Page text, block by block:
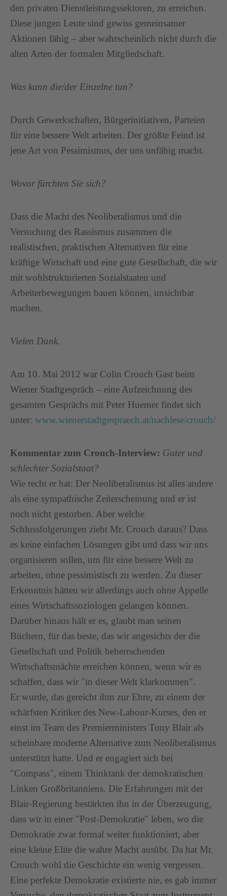
den privaten Dienstleistungssektoren, zu erreichen.
Diese jungen Leute sind gewiss gemeinsamer
Aktionen fähig – aber wahrscheinlich nicht durch die
alten Arten der formalen Mitgliedschaft.
Was kann die/der Einzelne tun?
Durch Gewerkschaften, Bürgerinitiativen, Parteien
für eine bessere Welt arbeiten. Der größte Feind ist
jene Art von Pessimismus, der uns unfähig macht.
Wovor fürchten Sie sich?
Dass die Macht des Neoliberalismus und die
Versuchung des Rassismus zusammen die
realistischen, praktischen Alternativen für eine
kräftige Wirtschaft und eine gute Gesellschaft, die wir
mit wohlstrukturierten Sozialstaaten und
Arbeiterbewegungen bauen können, unsichtbar
machen.
Vielen Dank.
Am 10. Mai 2012 war Colin Crouch Gast beim
Wiener Stadtgespräch – eine Aufzeichnung des
gesamten Gesprächs mit Peter Huemer findet sich
unter: www.wienerstadtgespraech.at/nachlese/crouch/
Kommentar zum Crouch-Interview: Guter und
schlechter Sozialstaat?
Wie recht er hat: Der Neoliberalismus ist alles andere
als eine sympathische Zeiterscheinung und er ist
noch nicht gestorben. Aber welche
Schlussfolgerungen zieht Mr. Crouch daraus? Dass
es keine einfachen Lösungen gibt und dass wir uns
organisieren sollen, um für eine bessere Welt zu
arbeiten, ohne pessimistisch zu werden. Zu dieser
Erkenntnis hätten wir allerdings auch ohne Appelle
eines Wirtschaftssoziologen gelangen können.
Darüber hinaus hält er es, glaubt man seinen
Büchern, für das beste, das wir angesichts der die
Gesellschaft und Politik beherrschenden
Wirtschaftsmächte erreichen können, wenn wir es
schaffen, dass wir "in dieser Welt klarkommen".
Er wurde, das gereicht ihm zur Ehre, zu einem der
schärfsten Kritiker des New-Labour-Kurses, den er
einst im Team des Premierministers Tony Blair als
scheinbare moderne Alternative zum Neoliberalismus
unterstützt hatte. Und er engagiert sich bei
"Compass", einem Thinktank der demokratischen
Linken Großbritanniens. Die Erfahrungen mit der
Blair-Regierung bestärkten ihn in der Überzeugung,
dass wir in einer "Post-Demokratie" leben, wo die
Demokratie zwar formal weiter funktioniert, aber
eine kleine Elite die wahre Macht ausübt. Da hat Mr.
Crouch wohl die Geschichte ein wenig vergessen.
Eine perfekte Demokratie existierte nie, es gab immer